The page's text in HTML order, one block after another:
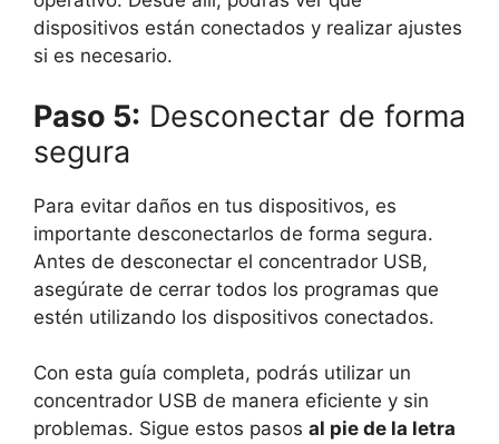
dispositivos están conectados y realizar ajustes
si es necesario.
Paso 5: Desconectar de forma
segura
Para evitar daños en tus dispositivos, es
importante desconectarlos de forma segura.
Antes de desconectar el concentrador USB,
asegúrate de cerrar todos los programas que
estén utilizando los dispositivos conectados.
Con esta guía completa, podrás utilizar un
concentrador USB de manera eficiente y sin
problemas. Sigue estos pasos al pie de la letra